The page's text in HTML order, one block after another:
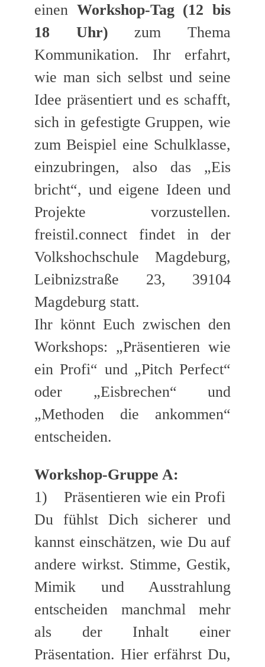
einen Workshop-Tag (12 bis
18 Uhr) zum Thema
Kommunikation. Ihr erfahrt,
wie man sich selbst und seine
Idee präsentiert und es schafft,
sich in gefestigte Gruppen, wie
zum Beispiel eine Schulklasse,
einzubringen, also das „Eis
bricht“, und eigene Ideen und
Projekte vorzustellen.
freistil.connect findet in der
Volkshochschule Magdeburg,
Leibnizstraße 23, 39104
Magdeburg statt.
Ihr könnt Euch zwischen den
Workshops: „Präsentieren wie
ein Profi“ und „Pitch Perfect“
oder „Eisbrechen“ und
„Methoden die ankommen“
entscheiden.
Workshop-Gruppe A:
1) Präsentieren wie ein Profi
Du fühlst Dich sicherer und
kannst einschätzen, wie Du auf
andere wirkst. Stimme, Gestik,
Mimik und Ausstrahlung
entscheiden manchmal mehr
als der Inhalt einer
Präsentation. Hier erfährst Du,